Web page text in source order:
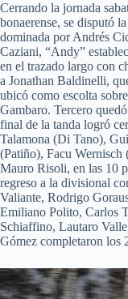
Cerrando la jornada
bonaerense, se disputó
dominada por Andrés
Caziani, “Andy”
en el trazado largo con
a Jonathan Baldinelli,
ubicó como escolta
Gambaro. Tercero
final de la tanda logró
Talamona (Di Tano),
(Patiño), Facu
Mauro Risoli, en las 10
regreso a la divisional
Valiante, Rodrigo
Emiliano Polito, Carlos
Schiaffino, Lautaro
Gómez completaron los